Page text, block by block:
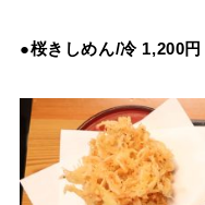
●桜きしめん/冷 1,200円